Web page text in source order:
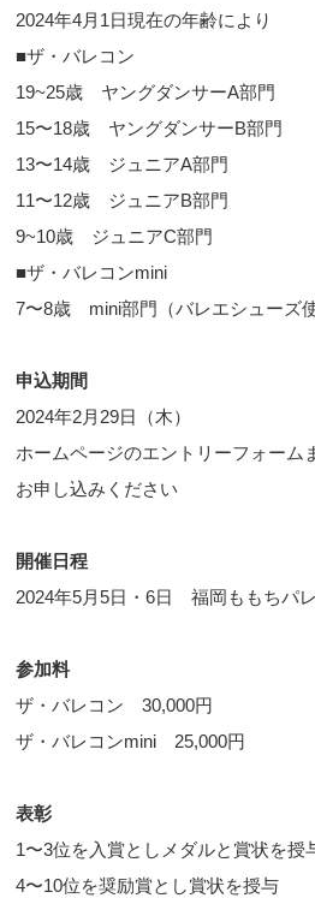
2024年4月1日現在の年齢により
■ザ・バレコン
19~25歳 ヤングダンサーA部門
15〜18歳 ヤングダンサーB部門
13〜14歳 ジュニアA部門
11〜12歳 ジュニアB部門
9~10歳 ジュニアC部門
■ザ・バレコンmini
7〜8歳 mini部門（バレエシューズ使
申込期間
2024年2月29日（木）
ホームページのエントリーフォーム
お申し込みください
開催日程
2024年5月5日・6日 福岡ももちパ
参加料
ザ・バレコン 30,000円
ザ・バレコンmini 25,000円
表彰
1〜3位を入賞としメダルと賞状を授
4〜10位を奨励賞とし賞状を授与